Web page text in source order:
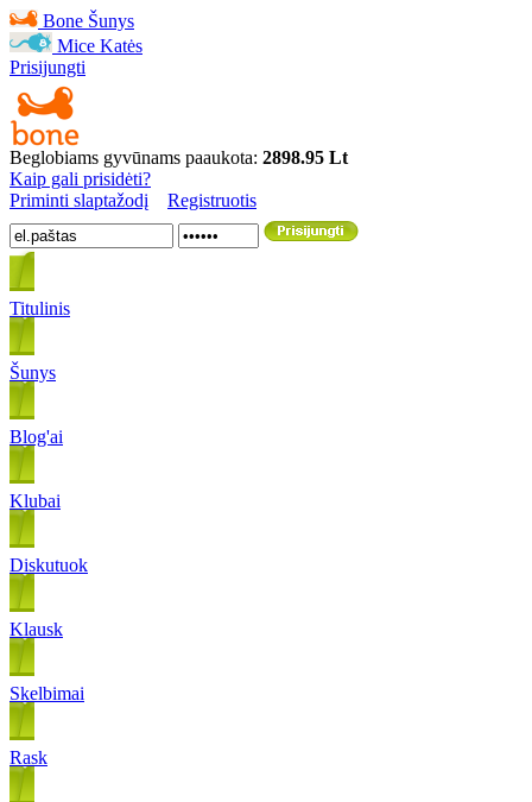
Bone Šunys
Mice Katės
Prisijungti
Beglobiams gyvūnams paaukota: 2898.95 Lt
Kaip gali prisidėti?
Priminti slaptažodį
Registruotis
Titulinis
Šunys
Blog'ai
Klubai
Diskutuok
Klausk
Skelbimai
Rask